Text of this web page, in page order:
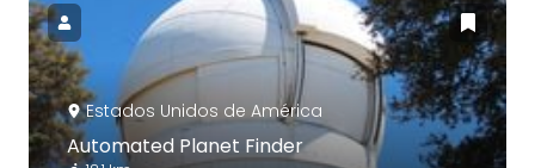
Estados Unidos de América
Automated Planet Finder